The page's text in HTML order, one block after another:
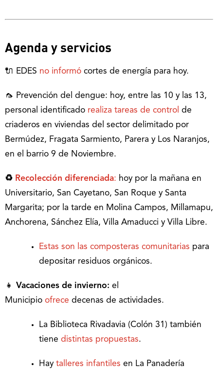
Agenda y servicios
🔌 EDES no informó cortes de energía para hoy.
🦟 Prevención del dengue: hoy, entre las 10 y las 13,
personal identificado realiza tareas de control de
criaderos en viviendas del sector delimitado por
Bermúdez, Fragata Sarmiento, Parera y Los Naranjos,
en el barrio 9 de Noviembre.
♻ Recolección diferenciada: hoy por la mañana en
Universitario, San Cayetano, San Roque y Santa
Margarita; por la tarde en Molina Campos, Millamapu,
Anchorena, Sánchez Elía, Villa Amaducci y Villa Libre.
Estas son las composteras comunitarias para
depositar residuos orgánicos.
👧 Vacaciones de invierno: el
Municipio ofrece decenas de actividades.
La Biblioteca Rivadavia (Colón 31) también
tiene distintas propuestas.
Hay talleres infantiles en La Panadería